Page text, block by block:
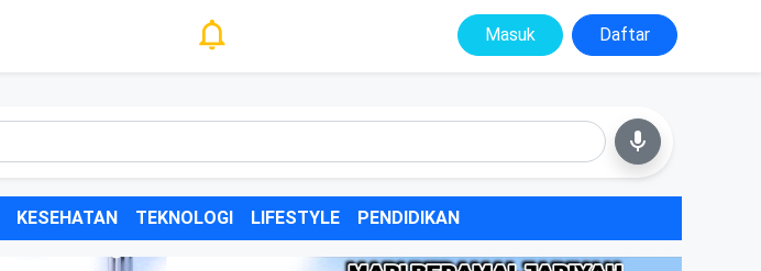
Masuk Daftar
KESEHATAN TEKNOLOGI LIFESTYLE PENDIDIKAN